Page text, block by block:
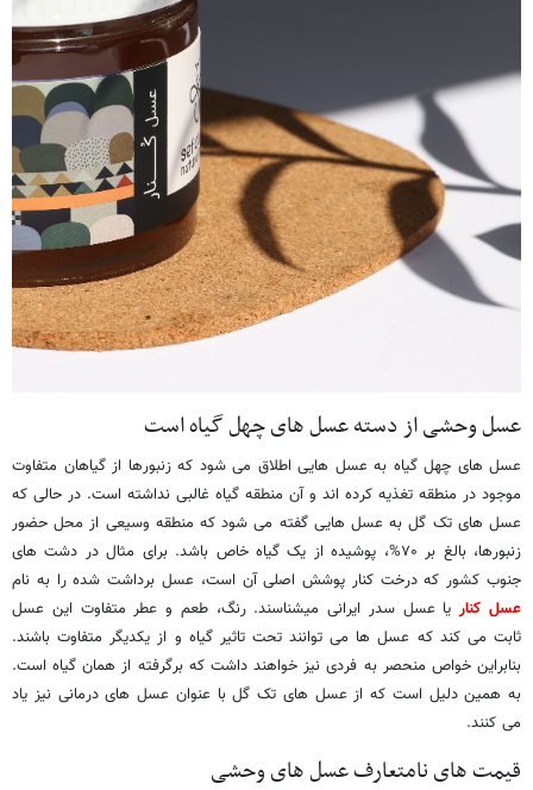
عسل وحشی از دسته عسل های چهل گیاه است
عسل های چهل گیاه به عسل هایی اطلاق می شود که زنبورها از گیاهان متفاوت
موجود در منطقه تغذیه کرده اند و آن منطقه گیاه غالبی نداشته است. در حالی که
عسل های تک گل به عسل هایی گفته می شود که منطقه وسیعی از محل حضور
زنبورها، بالغ بر ۷۰%، پوشیده از یک گیاه خاص باشد. برای مثال در دشت های
جنوب کشور که درخت کنار پوشش اصلی آن است، عسل برداشت شده را به نام
عسل کناریا عسل سدر ایرانی میشناسند. رنگ، طعم و عطر متفاوت این عسل
ثابت می کند که عسل ها می توانند تحت تاثیر گیاه و از یکدیگر متفاوت باشند.
بنابراین خواص منحصر به فردی نیز خواهند داشت که برگرفته از همان گیاه است.
به همین دلیل است که از عسل های تک گل با عنوان عسل های درمانی نیز یاد
می کنند.
قیمت های نامتعارف عسل های وحشی